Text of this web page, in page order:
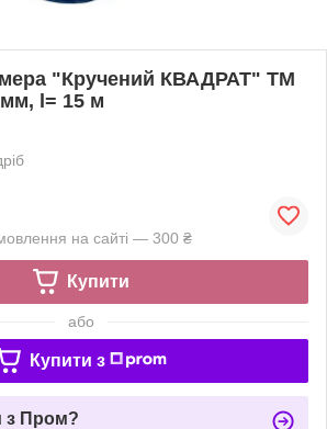
"Кручений КВАДРАТ" TM
l= 15 м
на сайті — 300 ₴
Купити
або
Купити з
з Пром?